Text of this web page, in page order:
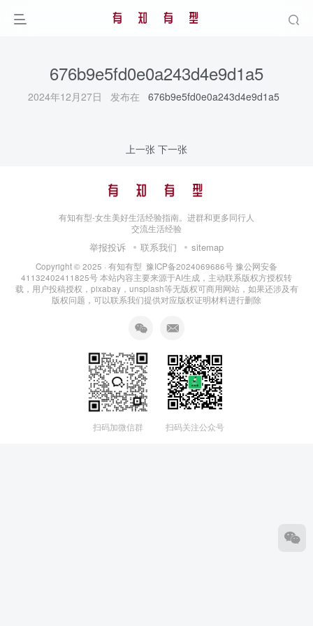
676b9e5fd0e0a243d4e9d1a5
2024年12月27日 发布在 676b9e5fd0e0a243d4e9d1a5
上一张 下一张
有知有型-女生美好生活经验指南。进群和更多同行人
交流生活经验
举报投诉 联系我们 sitemap
Copyright © 2025 · 有知有型 豫ICP备2024069686号 豫公网安备
41132402411825号本站内容主要来源于AI生成，主动联系版权方授权转
载，用户投稿授权，pixabay，unsplash等无版权可商用网站，如果还涉及有
版权问题，可以联系我们提供对应版权证明材料进行删除
扫码加微信群 扫码关注公众号